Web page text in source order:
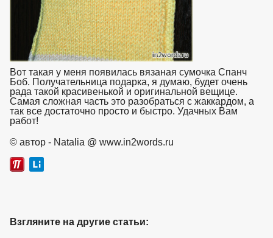
Вот такая у меня появилась вязаная сумочка Спанч
Боб. Получательница подарка, я думаю, будет очень
рада такой красивенькой и оригинальной вещице.
Самая сложная часть это разобраться с жаккардом, а
так все достаточно просто и быстро. Удачных Вам
работ!
© автор - Natalia @ www.in2words.ru
Взгляните на другие статьи: